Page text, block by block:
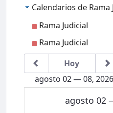
Calendarios de Rama
Rama Judicial
Rama Judicial
Hoy
agosto 02 — 08, 2026
agosto 02